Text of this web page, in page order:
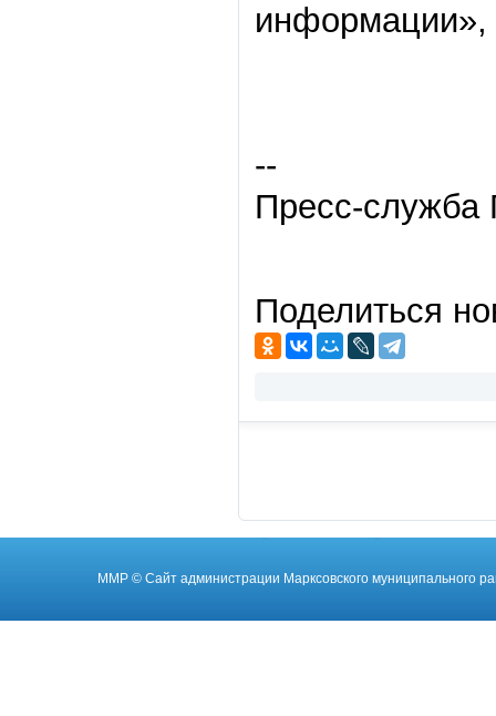
информации»,
--
Пресс-служба
Поделиться
ММР © Cайт администрации Марксовского муниципального